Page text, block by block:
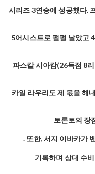
시리즈 3연승에 성공했다.
5어시스트로 펄펄 날았고
파스칼 시아캄(26득점 8
카일 라우리도 제 몫을 해
토론토의 장
. 또한, 서지 이바카가
기록하며 상대 수